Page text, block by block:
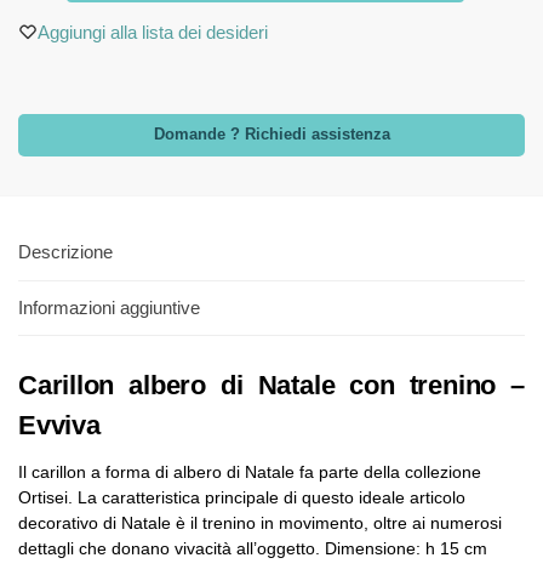
Aggiungi alla lista dei desideri
Domande ? Richiedi assistenza
Descrizione
Informazioni aggiuntive
Carillon albero di Natale con trenino –
Evviva
Il carillon a forma di albero di Natale fa parte della collezione
Ortisei. La caratteristica principale di questo ideale articolo
decorativo di Natale è il trenino in movimento, oltre ai numerosi
dettagli che donano vivacità all’oggetto. Dimensione: h 15 cm